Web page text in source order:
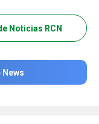
Noticias RCN